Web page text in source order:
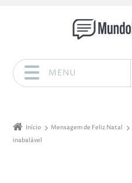
MENU
Início Mensagem de Feliz Natal
inabalável